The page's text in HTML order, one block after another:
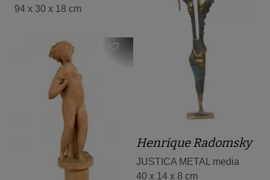
94 x 30 x 18 cm
Henrique Radomsky
JUSTICA METAL media
40 x 14 x 8 cm